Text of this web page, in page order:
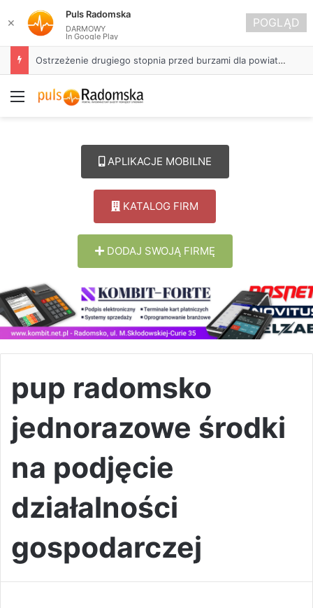
Ostrzeżenie drugiego stopnia przed burzami dla powiatu radomszczańskiego
Menu
APLIKACJE MOBILNE
KATALOG FIRM
DODAJ SWOJĄ FIRMĘ
pup radomsko
jednorazowe środki
na podjęcie
działalności
gospodarczej
✕
Puls Radomska
DARMOWY
In Google Play
POGLĄD